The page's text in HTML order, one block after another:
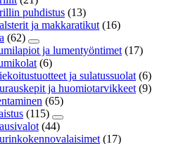
puhdistus (13)
ja makkaratikut (16)
(62)
ja lumentyöntimet (17)
(6)
ja sulatussuolat (6)
ja huomiotarvikkeet (9)
(65)
(115)
(44)
(17)